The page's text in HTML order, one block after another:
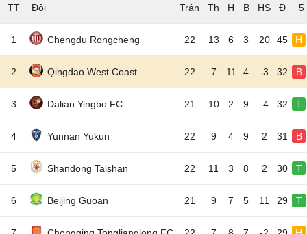
TT Đội 5
1 Chengdu Rongcheng 22 13 6 3 20 45 H
2 Qingdao West Coast 22 7 11 4 -3 32 B
3 Dalian Yingbo FC 21 10 2 9 -4 32 T
4 Yunnan Yukun 22 9 4 9 2 31 B
5 Shandong Taishan 22 11 3 8 2 30 T
6 Beijing Guoan 21 9 7 5 11 29 T